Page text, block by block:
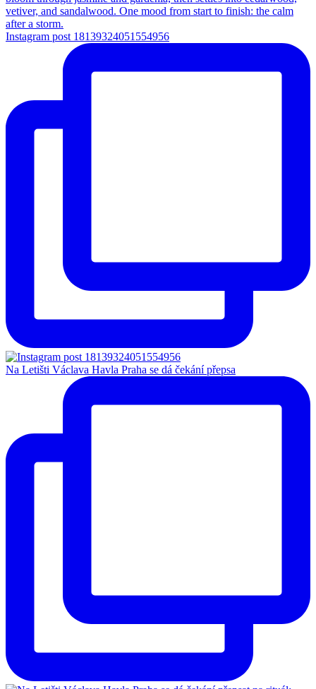
Instagram post 18139324051554956
Na Letišti Václava Havla Praha se dá čekání přepsa